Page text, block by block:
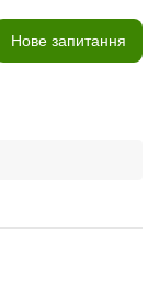
Нове запитання